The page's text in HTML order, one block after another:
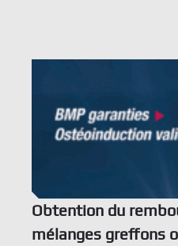
Obtention du
mélanges greffons